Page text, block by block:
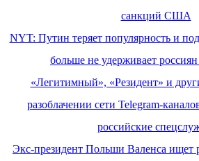
санкций США
NYT: Путин теряет популярность и
больше не удерживает россиян
«Легитимный», «Резидент» и
разоблачении сети Telegram-
российские
Экс-президент Польши Валенса ищет